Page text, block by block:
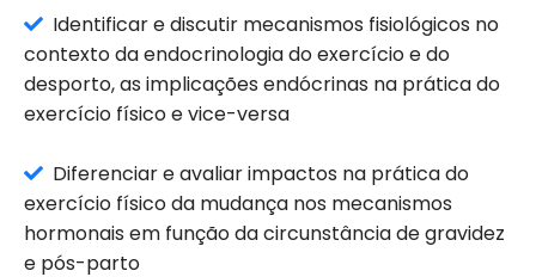
Identificar e discutir mecanismos fisiológicos no
contexto da endocrinologia do exercício e do
desporto, as implicações endócrinas na prática do
exercício físico e vice-versa
Diferenciar e avaliar impactos na prática do
exercício físico da mudança nos mecanismos
hormonais em função da circunstância de gravidez
e pós-parto